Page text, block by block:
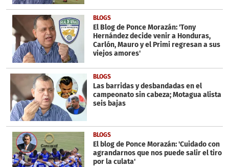
BLOGS
El Blog de Ponce Morazán: 'Tony
Hernández decide venir a Honduras,
Carlón, Mauro y el Primi regresan a sus
viejos amores'
BLOGS
Las barridas y desbandadas en el
campeonato sin cabeza; Motagua alista
seis bajas
BLOGS
El blog de Ponce Morazán: 'Cuidado con
agrandarnos que nos puede salir el tiro
por la culata'